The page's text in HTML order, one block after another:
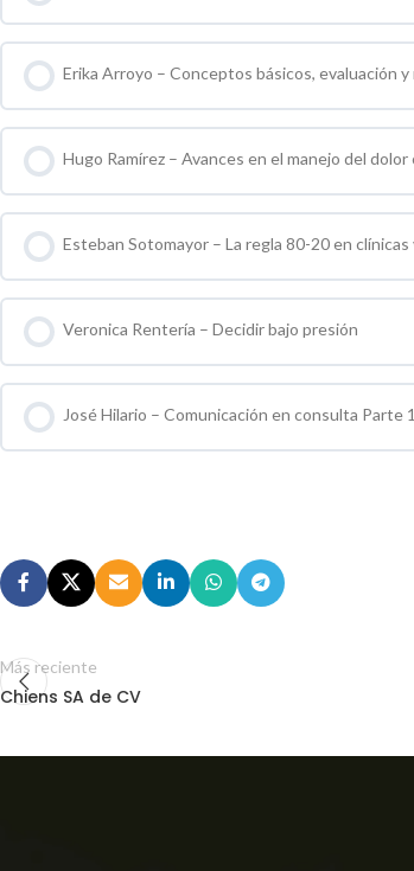
0 % COMPLETO 0 / 0 pasos
Erika Arroyo – Conceptos básicos, evaluación
0 % COMPLETO 0 / 0 pasos
Hugo Ramírez – Avances en el manejo del
0 % COMPLETO 0 / 0 pasos
Esteban Sotomayor – La regla 80-20 en
0 % COMPLETO 0 / 0 pasos
Veronica Rentería – Decidir bajo presión
0 % COMPLETO 0 / 0 pasos
José Hilario – Comunicación en consulta Parte 1
0 % COMPLETO 0 / 0 pasos
Más reciente
Chiens SA de CV